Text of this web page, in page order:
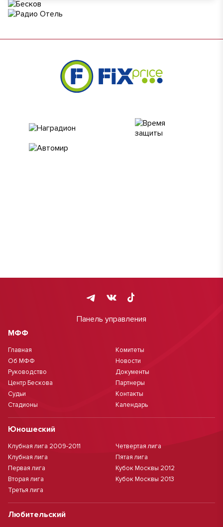
Панель управления
МФФ
Главная
Об МФФ
Руководство
Центр Бескова
Судьи
Стадионы
Комитеты
Новости
Документы
Партнеры
Контакты
Календарь
Юношеский
Клубная лига 2009-2011
Клубная лига
Первая лига
Вторая лига
Третья лига
Четвертая лига
Пятая лига
Кубок Москвы 2012
Кубок Москвы 2013
Любительский